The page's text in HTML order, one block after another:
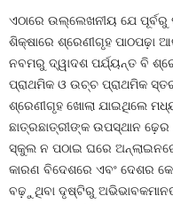
ଏଠାରେ ଉଲ୍ଲେଖନୀୟ ଯେ
ଶିକ୍ଷାରେ ଶ୍ରେଣୀଗୃହ ପାଠପଢ଼ା
ନବମରୁ ଦ୍ୱାଦଶ ପର୍ଯ୍ୟନ୍ତ ବି
ପ୍ରାଥମିକ ଓ ଉଚ୍ଚ ପ୍ରାଥମିକ
ଶ୍ରେଣୀଗୃହ ଖୋଲା ଯାଇଥିଲେ
ଛାତ୍ରଛାତ୍ରୀଙ୍କ ଉପସ୍ଥାନ
ସ୍କୁଲ ନ ପଠାଇ ଘରେ
କାରଣ ବିଦେଶରେ ଏବଂ ଦେଶର
ବଢ଼ୁଥିବା ଦୃଷ୍ଟିରୁ